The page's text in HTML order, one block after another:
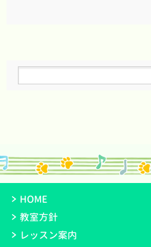
HOME
教室方針
レッスン案内